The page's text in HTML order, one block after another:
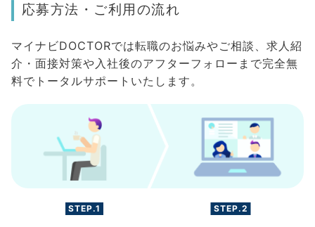
応募方法・ご利用の流れ
マイナビDOCTORでは転職のお悩みやご相談、求人紹
介・面接対策や入社後のアフターフォローまで完全無
料でトータルサポートいたします。
STEP.1 STEP.2